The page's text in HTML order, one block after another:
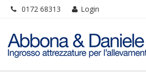
0172 68313 Login